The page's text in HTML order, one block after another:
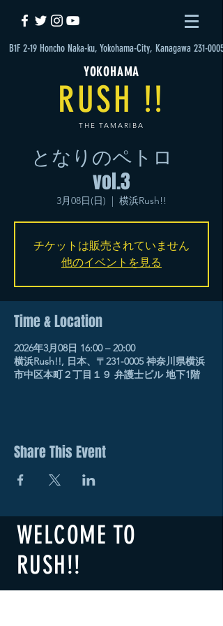
B1F 2-19 Honcho Naka-ku, Yokohama-City, Kanagawa 231-0005
YOKOHAMA
RUSH !!
THE TAMARIBA
となりのペトロ
vol.3
3月08日(日)
  |
横浜Rush!!
チケットは販売されていません
他のイベントを見る
Time & Location
2026年3月08日 16:00 – 20:00
横浜Rush!!, 日本、〒231-0005 神奈川県横浜
市中区本町２丁目１９ 弁護士ビル 地下1階
Share This Event
WELCOME TO
RUSH!!